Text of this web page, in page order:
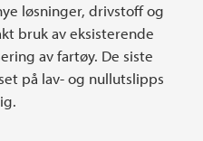
løsninger, drivstoff og
bruk av eksisterende
av fartøy. De siste
på lav- og nullutslipps